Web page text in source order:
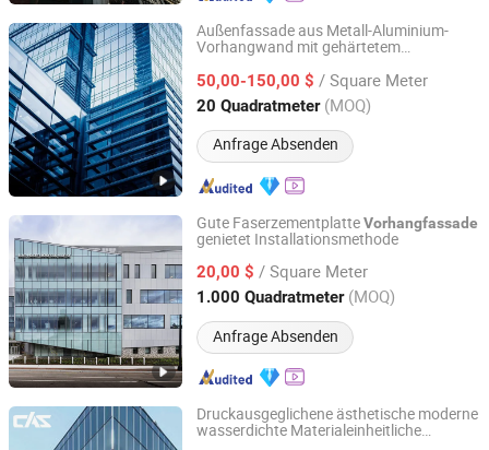
Außenfassade aus Metall-Aluminium-
Vorhangwand mit gehärtetem
Aluminiumrahmen
50,00-150,00 $ / Square Meter
20 Quadratmeter (MOQ)
Anfrage Absenden
Hebei Zhifa Doors and Windows Co., Ltd.
Hebei, China Seit 2024
Gute FaserzementplatteVorhangfassade
genietet Installationsmethode
20,00 $ / Square Meter
1.000 Quadratmeter (MOQ)
Anfrage Absenden
Guangzhou New View Building Mate-Rial Co. Ltd.
Guangdong, China Seit 2026
Druckausgeglichene ästhetische moderne
wasserdichte Materialeinheitliche
Cas Facade Co., Ltd